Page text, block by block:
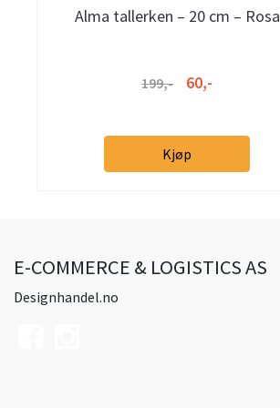
Alma tallerken – 20 cm – Rosa
199,- 60,-
Kjøp
E-COMMERCE & LOGISTICS AS
Designhandel.no